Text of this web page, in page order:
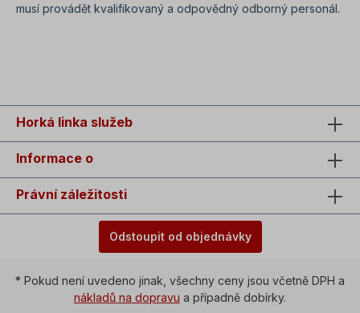
musí provádět kvalifikovaný a odpovědný odborný personál.
Horká linka služeb
Informace o
Právní záležitosti
Odstoupit od objednávky
* Pokud není uvedeno jinak, všechny ceny jsou včetně DPH a
nákladů na dopravu a případně dobírky.